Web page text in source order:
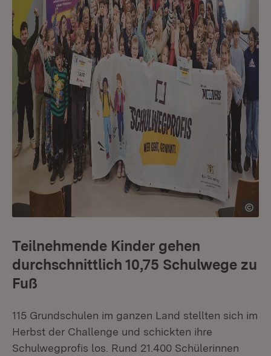
Teilnehmende Kinder gehen
durchschnittlich 10,75 Schulwege zu
Fuß
115 Grundschulen im ganzen Land stellten sich im
Herbst der Challenge und schickten ihre
Schulwegprofis los. Rund 21.400 Schülerinnen